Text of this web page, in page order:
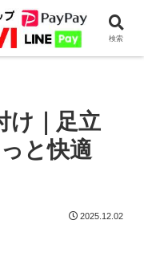
取付
リンナイ
がもっと快適に
け｜足立
と快適
2025.12.02
検索